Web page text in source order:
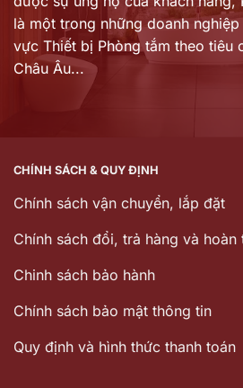
là một trong những doanh
vực Thiết bị Phòng tắm theo tiêu
Châu Âu...
CHÍNH SÁCH & QUY ĐỊNH
Chính sách vận chuyển, lắp đặt
Chính sách đổi, trả hàng và hoàn
Chinh sách bảo hành
Chính sách bảo mật thông tin
Quy định và hình thức thanh toán